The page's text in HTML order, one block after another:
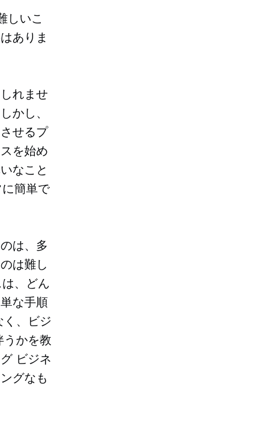
しいこ
ありま
れませ
かし、
せるプ
を始め
なこと
簡単で
は、多
は難し
、どん
な手順
く、ビジ
うかを教
ビジネ
グなも